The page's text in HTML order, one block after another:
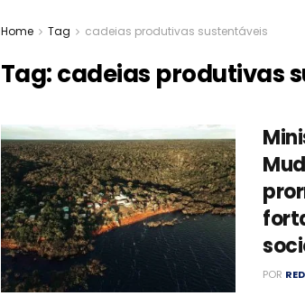
Home Tag cadeias produtivas sustentáveis
Tag:cadeias produtivas
POR